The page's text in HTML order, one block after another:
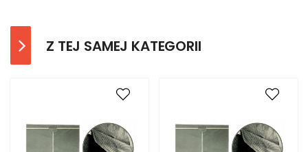
Z TEJ SAMEJ KATEGORII